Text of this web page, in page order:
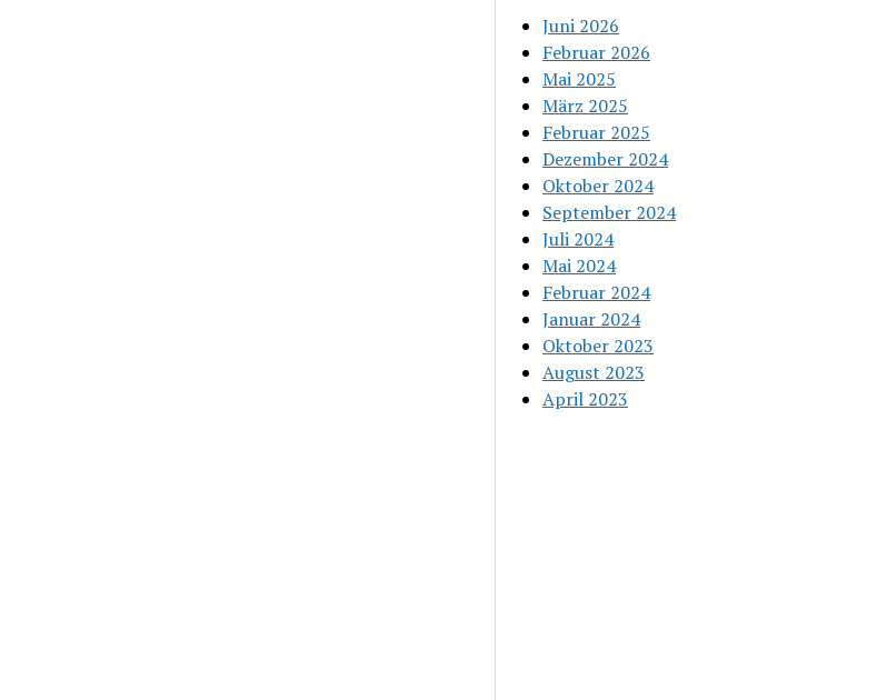
Juni 2026
Februar 2026
Mai 2025
März 2025
Februar 2025
Dezember 2024
Oktober 2024
September 2024
Juli 2024
Mai 2024
Februar 2024
Januar 2024
Oktober 2023
August 2023
April 2023